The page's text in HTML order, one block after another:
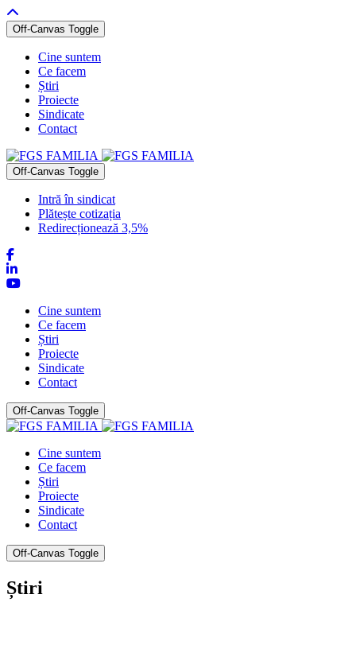
Off-Canvas Toggle
Cine suntem
Ce facem
Știri
Proiecte
Sindicate
Contact
Off-Canvas Toggle
Intră în sindicat
Plătește cotizația
Redirecționează 3,5%
Cine suntem
Ce facem
Știri
Proiecte
Sindicate
Contact
Off-Canvas Toggle
Cine suntem
Ce facem
Știri
Proiecte
Sindicate
Contact
Off-Canvas Toggle
Știri